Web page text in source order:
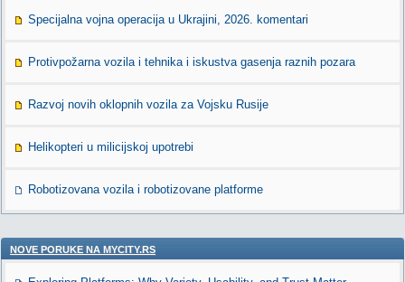
Specijalna vojna operacija u Ukrajini, 2026. komentari
Protivpožarna vozila i tehnika i iskustva gasenja raznih pozara
Razvoj novih oklopnih vozila za Vojsku Rusije
Helikopteri u milicijskoj upotrebi
Robotizovana vozila i robotizovane platforme
NOVE PORUKE NA MYCITY.RS